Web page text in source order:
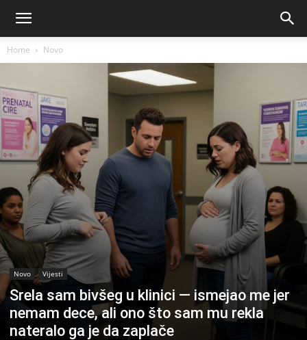
Home Novo
Novo Vijesti
Srela sam bivšeg u klinici — ismejao me jer
nemam dece, ali ono što sam mu rekla
nateralo ga je da zaplače